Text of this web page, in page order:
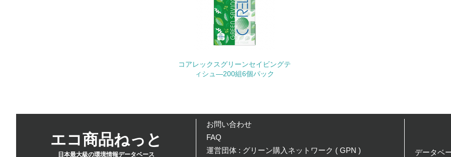
17. <L1> 化学物質の使用量及び外部（大気・水・土壌）への排出量
18. <L2> 化学物質の使用量及び外部への排出量を把握し、具体的な
コアレックスグリーンセイビングテ
ィシュ―200組6個パック
エコ商品ねっと
日本最大級の環境情報データベース
お問い合わせ
FAQ
運営団体 : グリーン購入ネットワーク ( GPN )
データベ